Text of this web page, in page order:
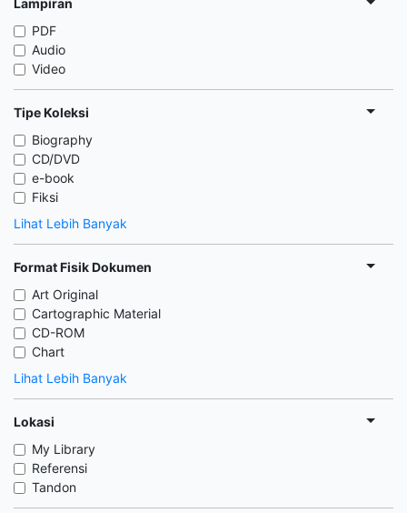
PDF
Audio
Video
Tipe Koleksi
Biography
CD/DVD
e-book
Fiksi
Lihat Lebih Banyak
Format Fisik Dokumen
Art Original
Cartographic Material
CD-ROM
Chart
Lihat Lebih Banyak
Lokasi
My Library
Referensi
Tandon